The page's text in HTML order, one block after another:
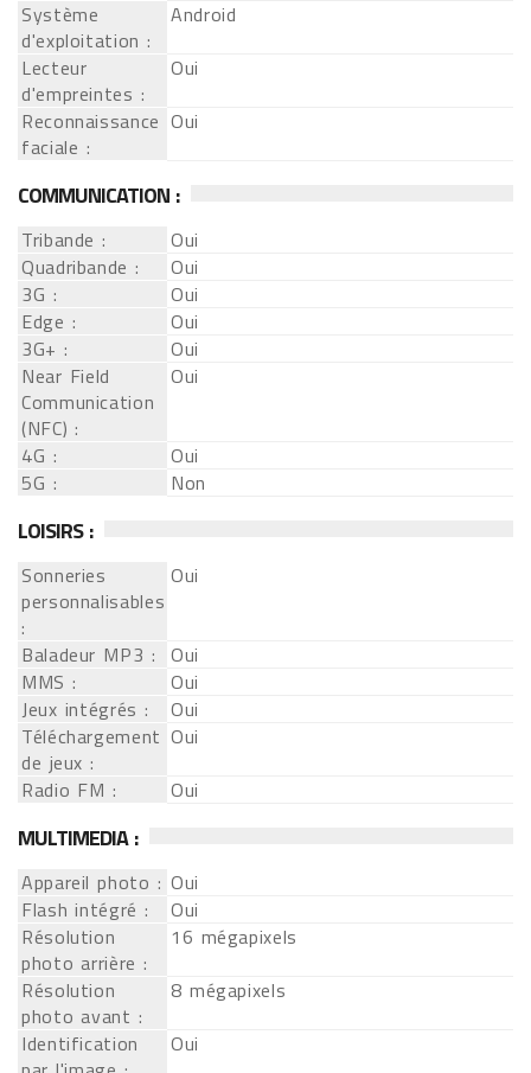
Système
d'exploitation :
Android
Lecteur
d'empreintes :
Oui
Reconnaissance
faciale :
Oui
COMMUNICATION :
Tribande :
Oui
Quadribande :
Oui
3G :
Oui
Edge :
Oui
3G+ :
Oui
Near Field
Communication
(NFC) :
Oui
4G :
Oui
5G :
Non
LOISIRS :
Sonneries
personnalisables
:
Oui
Baladeur MP3 : Oui
MMS :
Oui
Jeux intégrés :
Oui
Téléchargement
de jeux :
Oui
Radio FM :
Oui
MULTIMEDIA :
Appareil photo : Oui
Flash intégré :
Oui
Résolution
photo arrière :
16 mégapixels
Résolution
photo avant :
8 mégapixels
Identification
Oui